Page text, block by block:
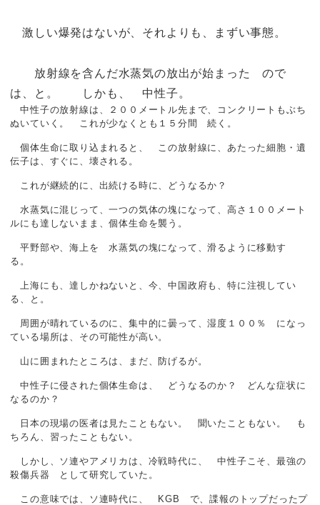
激しい爆発はないが、それよりも、まずい事態。
放射線を含んだ水蒸気の放出が始まった ので
は、と。 しかも、 中性子。
中性子の放射線は、２００メートル先まで、コンクリートもぶち
ぬいていく。 これが少なくとも１５分間 続く。
個体生命に取り込まれると、 この放射線に、あたった細胞・遺
伝子は、すぐに、壊される。
これが継続的に、出続ける時に、どうなるか？
水蒸気に混じって、一つの気体の塊になって、高さ１００メート
ルにも達しないまま、個体生命を襲う。
平野部や、海上を 水蒸気の塊になって、滑るように移動す
る。
上海にも、達しかねないと、今、中国政府も、特に注視してい
る、と。
周囲が晴れているのに、集中的に曇って、湿度１００％ になっ
ている場所は、その可能性が高い。
山に囲まれたところは、まだ、防げるが。
中性子に侵された個体生命は、 どうなるのか？ どんな症状に
なるのか？
日本の現場の医者は見たこともない。 聞いたこともない。 も
ちろん、習ったこともない。
しかし、ソ連やアメリカは、冷戦時代に、 中性子こそ、最強の
殺傷兵器 として研究していた。
この意味では、ソ連時代に、 KGB で、諜報のトップだったプ